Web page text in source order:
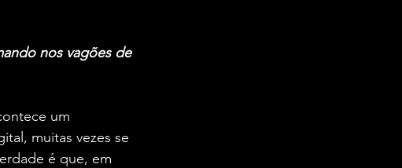
nos vagões de
um
muitas vezes se
é que, em